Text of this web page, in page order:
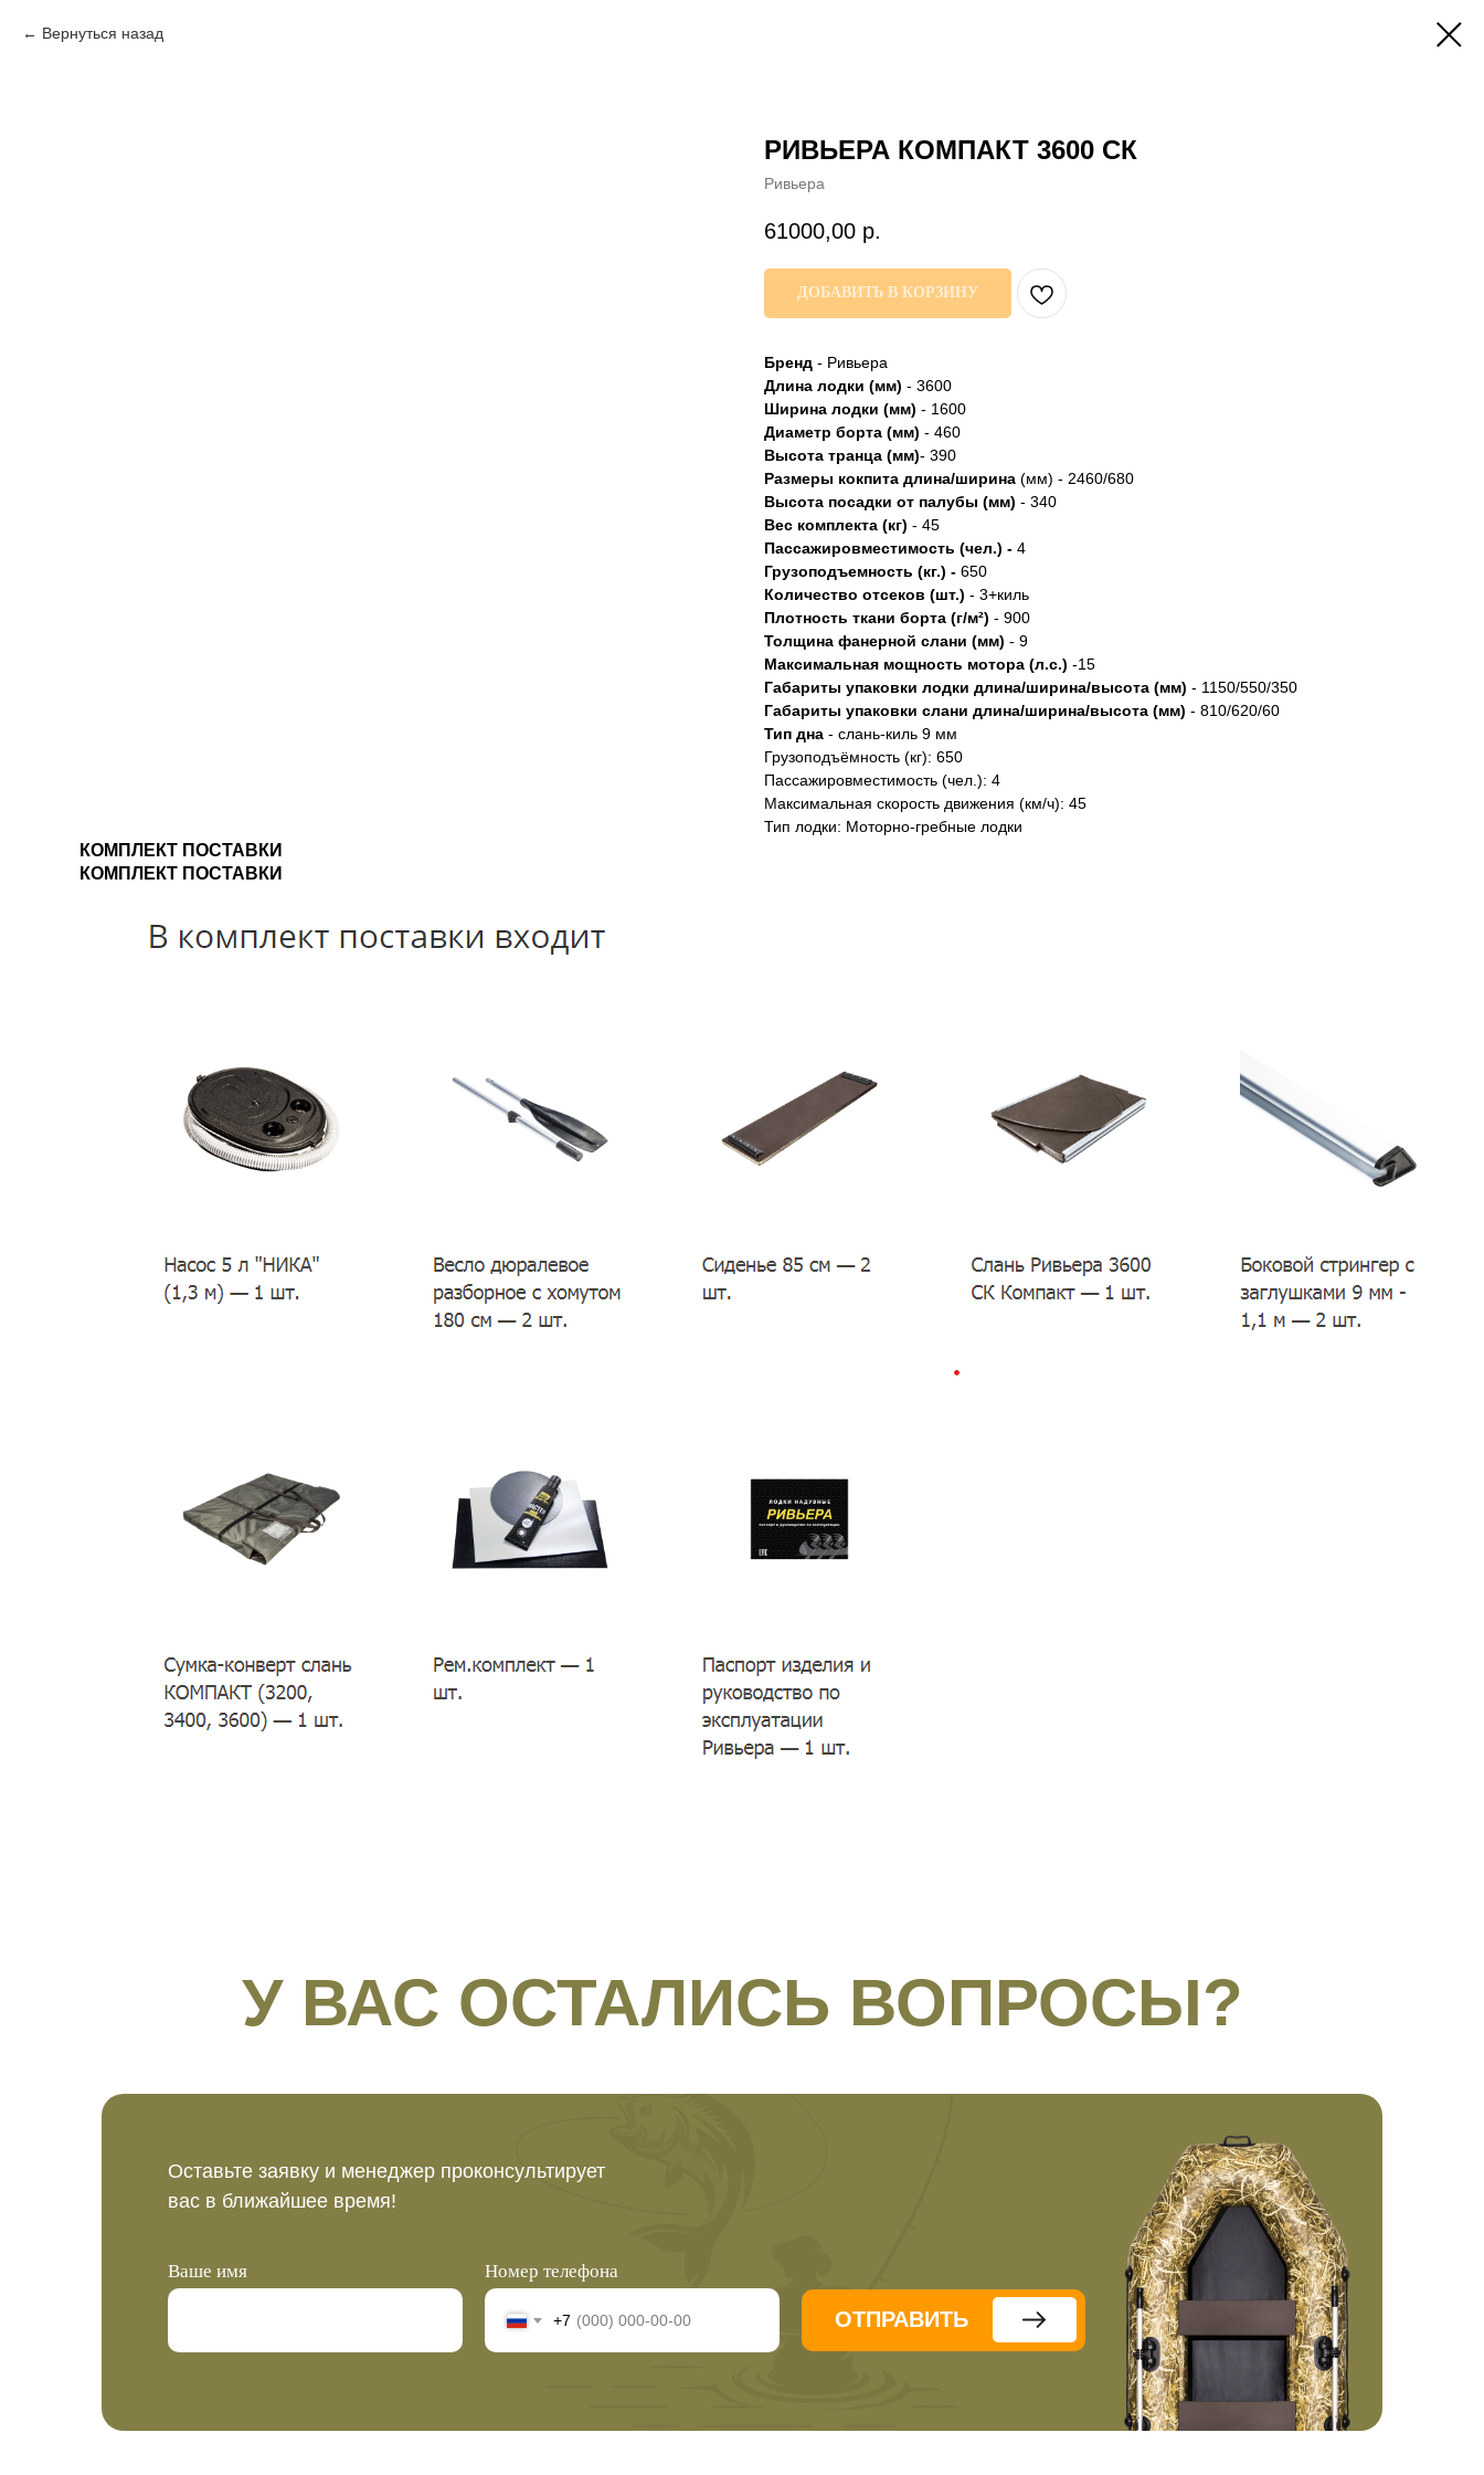
Вернуться назад
РИВЬЕРА КОМПАКТ 3600 СК
Ривьера
61000,00 р.
ДОБАВИТЬ В КОРЗИНУ
Бренд - Ривьера
Длина лодки (мм) - 3600
Ширина лодки (мм) - 1600
Диаметр борта (мм) - 460
Высота транца (мм)- 390
Размеры кокпита длина/ширина (мм) - 2460/680
Высота посадки от палубы (мм) - 340
Вес комплекта (кг) - 45
Пассажировместимость (чел.) - 4
Грузоподъемность (кг.) - 650
Количество отсеков (шт.) - 3+киль
Плотность ткани борта (г/м²) - 900
Толщина фанерной слани (мм) - 9
Максимальная мощность мотора (л.с.) -15
Габариты упаковки лодки длина/ширина/высота (мм) - 1150/550/350
Габариты упаковки слани длина/ширина/высота (мм) - 810/620/60
Тип дна - слань-киль 9 мм
Грузоподъёмность (кг): 650
Пассажировместимость (чел.): 4
Максимальная скорость движения (км/ч): 45
Тип лодки: Моторно-гребные лодки
КОМПЛЕКТ ПОСТАВКИ
КОМПЛЕКТ ПОСТАВКИ
У ВАС ОСТАЛИСЬ ВОПРОСЫ?
Оставьте заявку и менеджер проконсультирует
вас в ближайшее время!
ОТПРАВИТЬ
Ваше имя Номер телефона
+7